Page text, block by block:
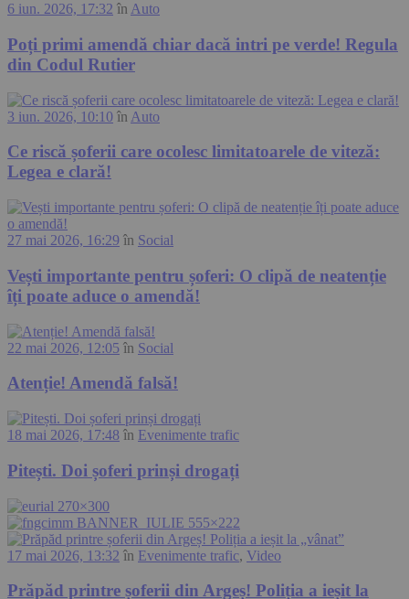
6 iun. 2026, 17:32 în Auto
Poți primi amendă chiar dacă intri pe verde! Regula
din Codul Rutier
3 iun. 2026, 10:10 în Auto
Ce riscă șoferii care ocolesc limitatoarele de viteză:
Legea e clară!
27 mai 2026, 16:29 în Social
Vești importante pentru șoferi: O clipă de neatenție
îți poate aduce o amendă!
22 mai 2026, 12:05 în Social
Atenție! Amendă falsă!
18 mai 2026, 17:48 în Evenimente trafic
Pitești. Doi șoferi prinși drogați
17 mai 2026, 13:32 în Evenimente trafic, Video
Prăpăd printre șoferii din Argeș! Poliția a ieșit la